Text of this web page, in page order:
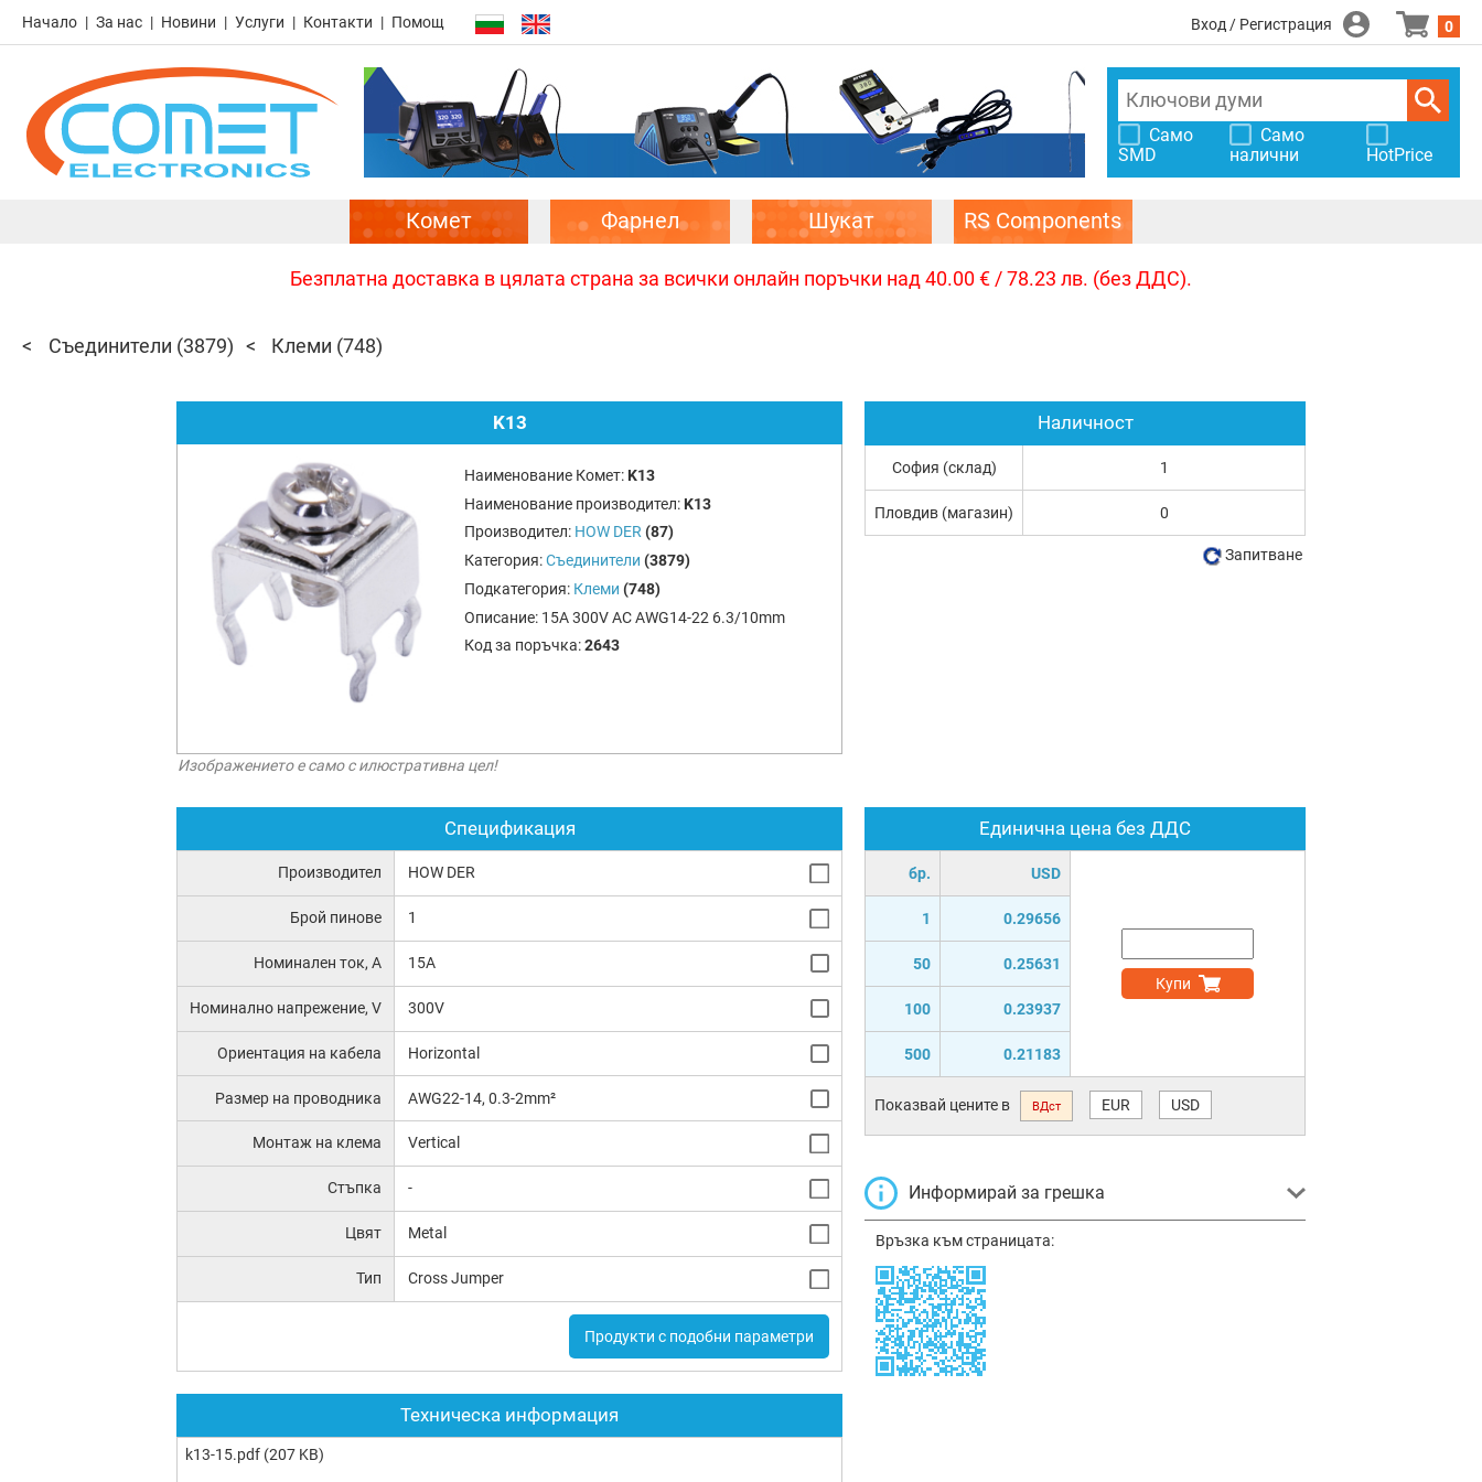
Начало За нас Новини Услуги Контакти Помощ Вход / Регистрация 0
Само
SMD
Само
налични
HotPrice
Комет Фарнел Шукат RS Components
Безплатна доставка в цялата страна за всички онлайн поръчки над 40.00 € / 78.23 лв. (без ДДС).
Съединители (3879) Клеми (748)
K13
Наименование Комет: K13
Наименование производител: K13
Производител: HOW DER (87)
Категория:Съединители (3879)
Подкатегория: Клеми (748)
Описание: 15A 300V AC AWG14-22 6.3/10mm
Код за поръчка:2643
Изображението е само с илюстративна цел!
Спецификация
Производител HOW DER
Брой пинове 1
Номинален ток, А 15A
Номинално напрежение, V 300V
Ориентация на кабела Horizontal
Размер на проводника AWG22-14, 0.3-2mm²
Монтаж на клема Vertical
Стъпка -
Цвят Metal
Тип Cross Jumper
Продукти с подобни параметри
Техническа информация
k13-15.pdf (207 KB)
Единична цена без ДДС
бр. USD
1 0.29656
50 0.25631
100 0.23937
500 0.21183
Купи
Показвай цените в ВДст EUR USD
Информирай за грешка
Връзка към страницата:
Наличност
София (склад) 1
Пловдив (магазин) 0
Запитване